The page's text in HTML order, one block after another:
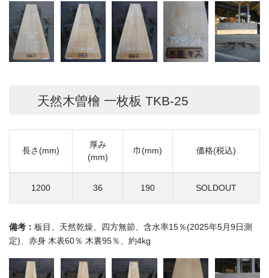
天然木曽檜 一枚板 TKB-25
長さ(mm)
厚み
(mm)
巾(mm) 価格(税込)
1200 36 190 SOLDOUT
備考： 板目、天然乾燥、四方無節、含水率15％(2025年5月9日測
定)、赤身 木表60％ 木裏95％、約4kg